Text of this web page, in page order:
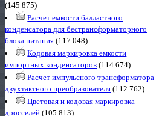
(145 875)
Расчет емкости балластного
конденсатора для бестрансформаторного
блока питания (117 048)
Кодовая маркировка емкости
импортных конденсаторов (114 674)
Расчет импульсного трансформатора
двухтактного преобразователя (112 762)
Цветовая и кодовая маркировка
дросселей (105 813)